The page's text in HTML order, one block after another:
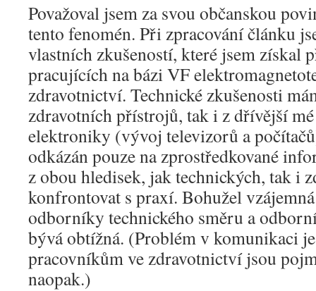
Považoval jsem za svou občanskou
tento fenomén. Při zpracování článku
vlastních zkušeností, které jsem získal
pracujících na bázi VF
zdravotnictví. Technické zkušenosti
zdravotních přístrojů, tak i z dřívější
elektroniky (vývoj televizorů a
odkázán pouze na zprostředkované
z obou hledisek, jak technických, tak i
konfrontovat s praxí. Bohužel
odborníky technického směru a
bývá obtížná. (Problém v komunikaci
pracovníkům ve zdravotnictví jsou
naopak.)